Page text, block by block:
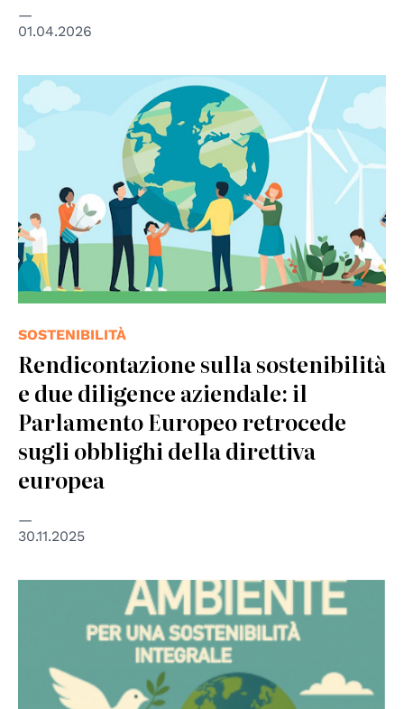
01.04.2026
© Elenabsl
SOSTENIBILITÀ
Rendicontazione sulla sostenibilità
e due diligence aziendale: il
Parlamento Europeo retrocede
sugli obblighi della direttiva
europea
30.11.2025